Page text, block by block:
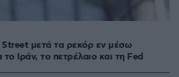
μετά τα ρεκόρ εν μέσω
το Ιράν, το πετρέλαιο και τη Fed